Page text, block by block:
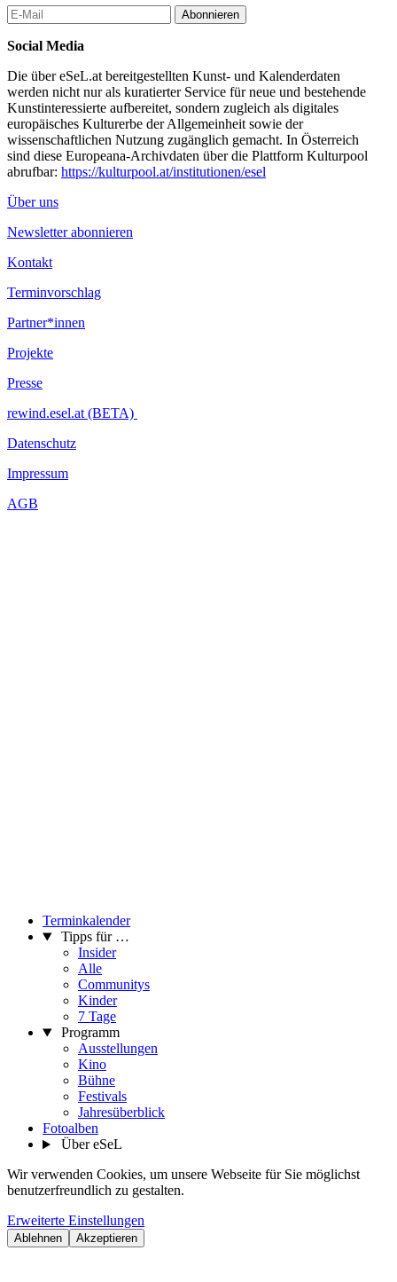
Abonnieren
Social Media
Die über eSeL.at bereitgestellten Kunst- und Kalenderdaten
werden nicht nur als kuratierter Service für neue und bestehende
Kunstinteressierte aufbereitet, sondern zugleich als digitales
europäisches Kulturerbe der Allgemeinheit sowie der
wissenschaftlichen Nutzung zugänglich gemacht. In Österreich
sind diese Europeana-Archivdaten über die Plattform Kulturpool
abrufbar: https://kulturpool.at/institutionen/esel
Über uns
Newsletter abonnieren
Kontakt
Terminvorschlag
Partner*innen
Projekte
Presse
rewind.esel.at (BETA)
Datenschutz
Impressum
AGB
Terminkalender
Tipps für …
Insider
Alle
Communitys
Kinder
7 Tage
Programm
Ausstellungen
Kino
Bühne
Festivals
Jahresüberblick
Fotoalben
Über eSeL
Wir verwenden Cookies, um unsere Webseite für Sie möglichst
benutzerfreundlich zu gestalten.
Erweiterte Einstellungen
Ablehnen Akzeptieren